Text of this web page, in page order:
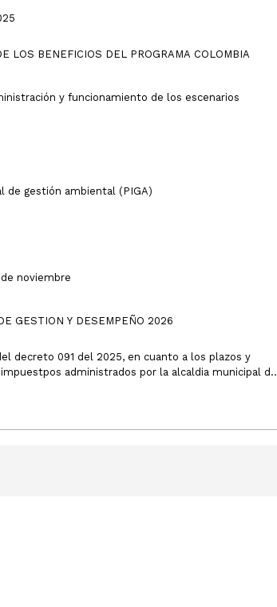
LOS BENEFICIOS DEL PROGRAMA COLOMBIA
y funcionamiento de los escenarios
de gestión ambiental (PIGA)
de noviembre
ACTA N° 1 COMITÉ INSTITUCIONAL DE GESTION Y DESEMPEÑO 2026
del 2025, en cuanto a los plazos y
administrados por la alcaldia municipal de